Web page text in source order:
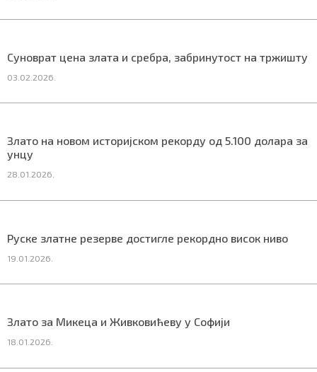
Суноврат цена злата и сребра, забринутост на тржишту
03.02.2026.
Злато на новом историјском рекорду од 5.100 долара за
унцу
28.01.2026.
Руске златне резерве достигле рекордно висок ниво
19.01.2026.
Злато за Микеца и Живковићеву у Софији
18.01.2026.
БИЗНИС
Маркетинг Услови коришћења |